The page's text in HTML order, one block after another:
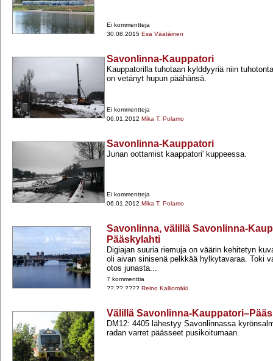
Ei kommentteja
30.08.2015 Esa Väätäinen
Savonlinna-Kauppatori
Kauppatorilla tuhotaan kylddyyriä niin
on vetänyt hupun päähänsä.
Ei kommentteja
06.01.2012 Mika T. Polamo
Savonlinna-Kauppatori
Junan oottamist kaappatori' kuppeessa.
Ei kommentteja
06.01.2012 Mika T. Polamo
Savonlinna, välillä Savonlinna-
Pääskylahti
Digiajan suuria riemuja on väärin kehitetyn
oli aivan sinisenä pelkkää hylkytavaraa. Toki
otos junasta...
7 kommenttia
??.??.???? Reino Kalliomäki
Välillä Savonlinna-
DM12: 4405 lähestyy Savonlinnassa
radan varret päässeet pusikoitumaan.